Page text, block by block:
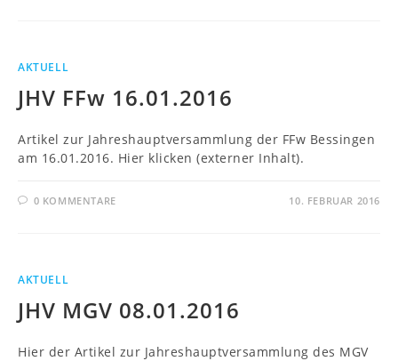
AKTUELL
JHV FFw 16.01.2016
Artikel zur Jahreshauptversammlung der FFw Bessingen
am 16.01.2016. Hier klicken (externer Inhalt).
0 KOMMENTARE 10. FEBRUAR 2016
AKTUELL
JHV MGV 08.01.2016
Hier der Artikel zur Jahreshauptversammlung des MGV